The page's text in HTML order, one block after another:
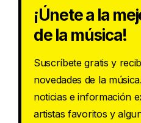
¡Únete a la
de la música!
Suscríbete gratis y
novedades de la
noticias e información
artistas favoritos y